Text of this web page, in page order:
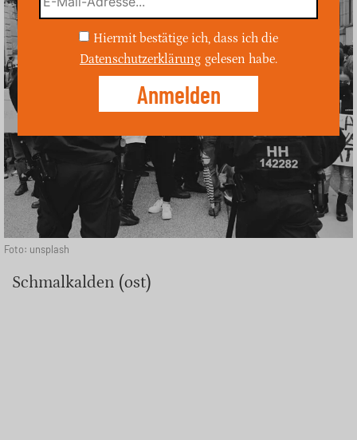
Foto: unsplash
Schmalkalden (ost)
Hiermit bestätige ich, dass ich die
Datenschutzerklärung gelesen habe.